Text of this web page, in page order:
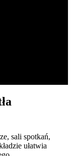
sali spotkań,
ułatwia